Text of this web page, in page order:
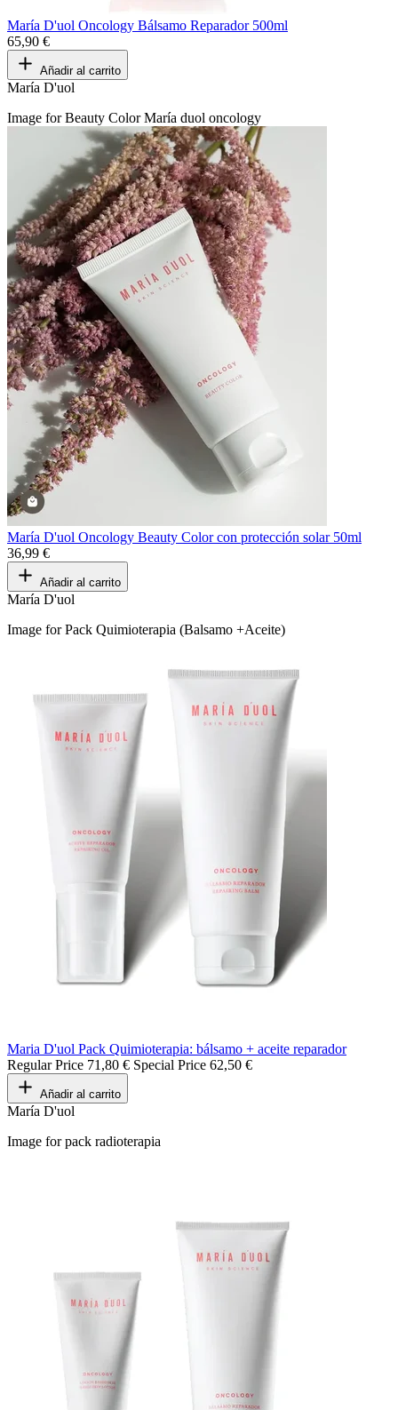
María D'uol Oncology Bálsamo Reparador 500ml
65,90 €
Añadir al carrito
María D'uol
Image for Beauty Color María duol oncology
María D'uol Oncology Beauty Color con protección solar 50ml
36,99 €
Añadir al carrito
María D'uol
Image for Pack Quimioterapia (Balsamo +Aceite)
Maria D'uol Pack Quimioterapia: bálsamo + aceite reparador
Regular Price 71,80 € Special Price 62,50 €
Añadir al carrito
María D'uol
Image for pack radioterapia